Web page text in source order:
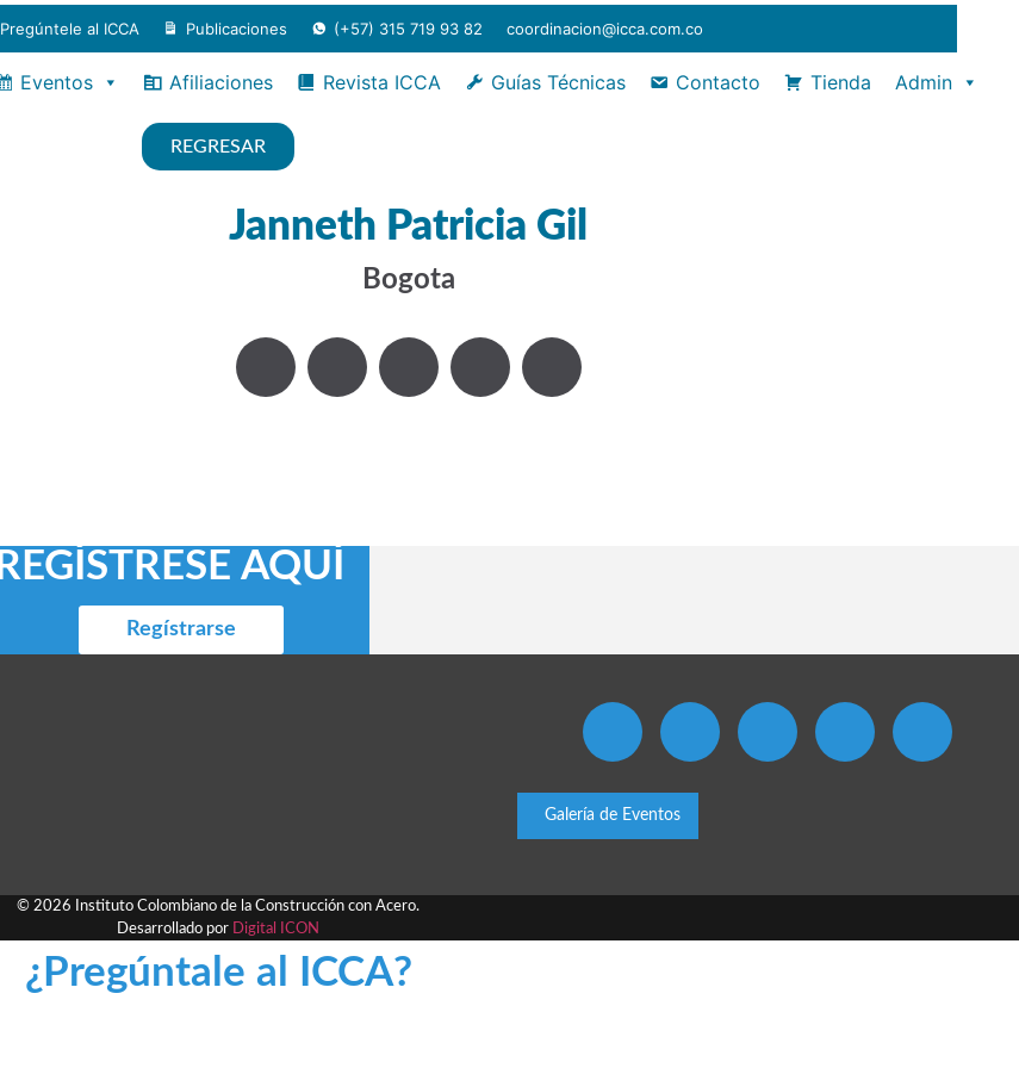
Pregúntele al ICCA Publicaciones (+57) 315 719 93 82 coordinacion@icca.com.co
Eventos Afiliaciones Revista ICCA Guías Técnicas Contacto Tienda Admin
REGRESAR
Janneth Patricia Gil
Bogota
REGÍSTRESE AQUÍ
Regístrarse
Galería de Eventos
© 2026 Instituto Colombiano de la Construcción con Acero.
Desarrollado por Digital ICON
¿Pregúntale al ICCA?